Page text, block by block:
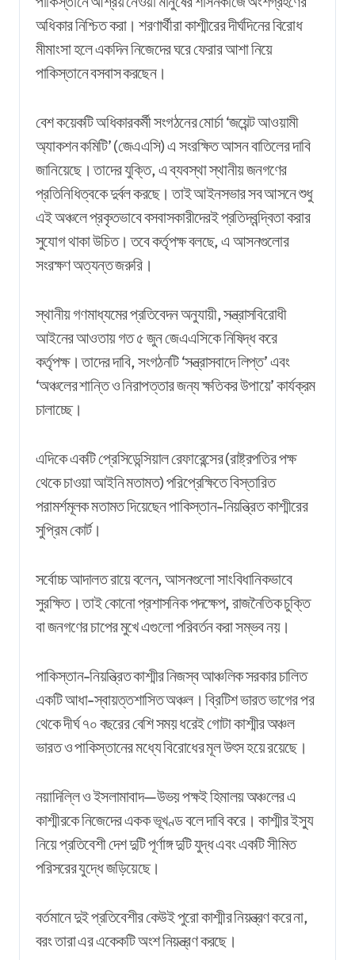
অধিকার নিশ্চিত করা। শরণার্থীরা কাশ্মীরের দীর্ঘদিনের বিরোধ
মীমাংসা হলে একদিন নিজেদের ঘরে ফেরার আশা নিয়ে
পাকিস্তানে বসবাস করছেন।
বেশ কয়েকটি অধিকারকর্মী সংগঠনের মোর্চা ‘জয়েন্ট আওয়ামী
অ্যাকশন কমিটি’ (জেএএসি) এ সংরক্ষিত আসন বাতিলের দাবি
জানিয়েছে। তাদের যুক্তি, এ ব্যবস্থা স্থানীয় জনগণের
প্রতিনিধিত্বকে দুর্বল করছে। তাই আইনসভার সব আসনে শুধু
এই অঞ্চলে প্রকৃতভাবে বসবাসকারীদেরই প্রতিদ্বন্দ্বিতা করার
সুযোগ থাকা উচিত। তবে কর্তৃপক্ষ বলছে, এ আসনগুলোর
সংরক্ষণ অত্যন্ত জরুরি।
স্থানীয় গণমাধ্যমের প্রতিবেদন অনুযায়ী, সন্ত্রাসবিরোধী
আইনের আওতায় গত ৫ জুন জেএএসিকে নিষিদ্ধ করে
কর্তৃপক্ষ। তাদের দাবি, সংগঠনটি ‘সন্ত্রাসবাদে লিপ্ত’ এবং
‘অঞ্চলের শান্তি ও নিরাপত্তার জন্য ক্ষতিকর উপায়ে’ কার্যক্রম
চালাচ্ছে।
এদিকে একটি প্রেসিডেন্সিয়াল রেফারেন্সের (রাষ্ট্রপতির পক্ষ
থেকে চাওয়া আইনি মতামত) পরিপ্রেক্ষিতে বিস্তারিত
পরামর্শমূলক মতামত দিয়েছেন পাকিস্তান-নিয়ন্ত্রিত কাশ্মীরের
সুপ্রিম কোর্ট।
সর্বোচ্চ আদালত রায়ে বলেন, আসনগুলো সাংবিধানিকভাবে
সুরক্ষিত। তাই কোনো প্রশাসনিক পদক্ষেপ, রাজনৈতিক চুক্তি
বা জনগণের চাপের মুখে এগুলো পরিবর্তন করা সম্ভব নয়।
পাকিস্তান-নিয়ন্ত্রিত কাশ্মীর নিজস্ব আঞ্চলিক সরকার চালিত
একটি আধা-স্বায়ত্তশাসিত অঞ্চল। ব্রিটিশ ভারত ভাগের পর
থেকে দীর্ঘ ৭০ বছরের বেশি সময় ধরেই গোটা কাশ্মীর অঞ্চল
ভারত ও পাকিস্তানের মধ্যে বিরোধের মূল উৎস হয়ে রয়েছে।
নয়াদিল্লি ও ইসলামাবাদ—উভয় পক্ষই হিমালয় অঞ্চলের এ
কাশ্মীরকে নিজেদের একক ভূখণ্ড বলে দাবি করে। কাশ্মীর ইস্যু
নিয়ে প্রতিবেশী দেশ দুটি পূর্ণাঙ্গ দুটি যুদ্ধ এবং একটি সীমিত
পরিসরের যুদ্ধে জড়িয়েছে।
বর্তমানে দুই প্রতিবেশীর কেউই পুরো কাশ্মীর নিয়ন্ত্রণ করে না,
বরং তারা এর একেকটি অংশ নিয়ন্ত্রণ করছে।